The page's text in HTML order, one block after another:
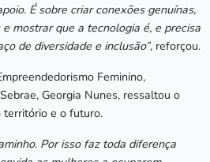
É sobre criar conexões genuínas,
mostrar que a tecnologia é, e precisa
de diversidade e inclusão”, reforçou.
Feminino,
Georgia Nunes, ressaltou o
território e o futuro.
Por isso faz toda diferença